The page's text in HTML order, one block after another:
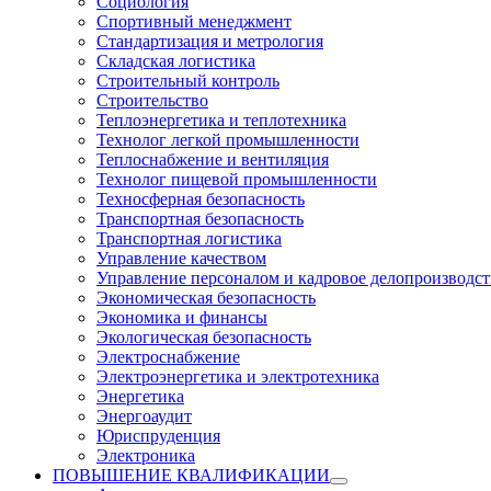
Спортивный менеджмент
Стандартизация и метрология
Складская логистика
Строительный контроль
Строительство
Теплоэнергетика и теплотехника
Технолог легкой промышленности
Теплоснабжение и вентиляция
Технолог пищевой промышленности
Техносферная безопасность
Транспортная безопасность
Транспортная логистика
Управление качеством
Управление персоналом и кадровое
Экономическая безопасность
Экономика и финансы
Экологическая безопасность
Электроснабжение
Электроэнергетика и электротехника
Энергетика
Энергоаудит
Юриспруденция
Электроника
ПОВЫШЕНИЕ КВАЛИФИКАЦИИ